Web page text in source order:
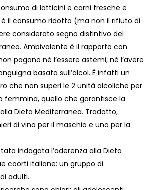
di latticini e carni fresche e
il consumo ridotto (ma non il rifiuto di
considerato segno distintivo del
Ambivalente è il rapporto con
pagano né l’essere astemi, né l’avere
basata sull’alcol. È infatti un
che non superi le 2 unità alcoliche per
femmina, quello che garantisce la
Dieta Mediterranea. Tradotto,
di vino per il maschio e uno per la
indagata l’aderenza alla Dieta
coorti italiane: un gruppo di
adulti.